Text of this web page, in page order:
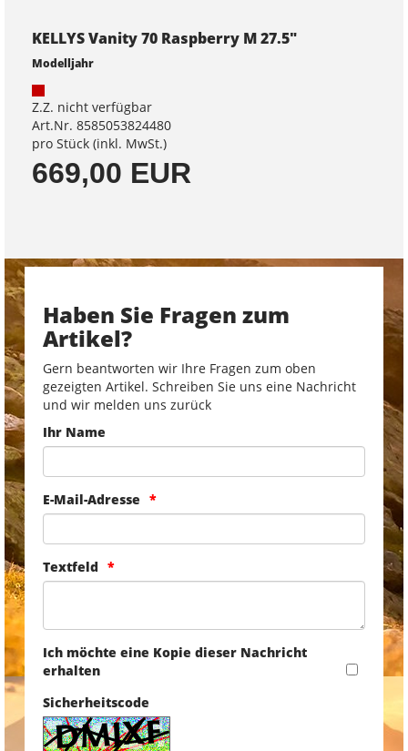
KELLYS Vanity 70 Raspberry M 27.5"
Modelljahr
Z.Z. nicht verfügbar
Art.Nr. 8585053824480
pro Stück (inkl. MwSt.)
669,00 EUR
Haben Sie Fragen zum
Artikel?
Gern beantworten wir Ihre Fragen zum oben
gezeigten Artikel. Schreiben Sie uns eine Nachricht
und wir melden uns zurück
Ihr Name
E-Mail-Adresse
Textfeld
Ich möchte eine Kopie dieser Nachricht
erhalten
Sicherheitscode